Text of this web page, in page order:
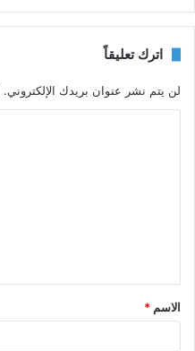
اترك تعليقاً
لن يتم نشر عنوان بريدك الإلكتروني.
ق
*
الاسم *